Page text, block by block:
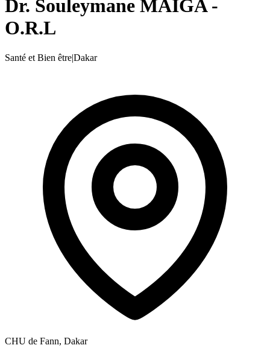
Dr. Souleymane MAIGA -
O.R.L
Santé et Bien être|Dakar
CHU de Fann, Dakar